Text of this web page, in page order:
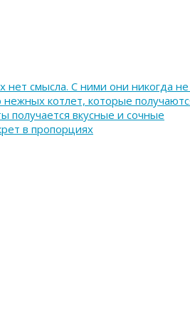
смысла. С ними они никогда не
котлет, которые
получается вкусные и сочные
в пропорциях